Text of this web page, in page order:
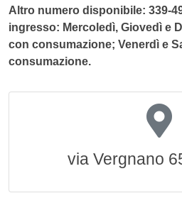
Altro numero disponibile: 339-
ingresso: Mercoledì, Giovedì e
con consumazione; Venerdì e
consumazione.
via Vergnano